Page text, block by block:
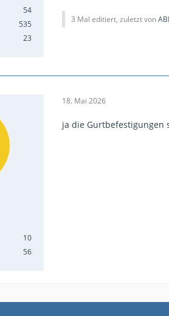
54
535
23
3 Mal editiert, zuletzt von
10
56
18. Mai 2026
ja die Gurtbefestigungen